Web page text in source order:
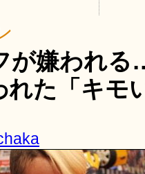
が嫌われ
れた「キモ